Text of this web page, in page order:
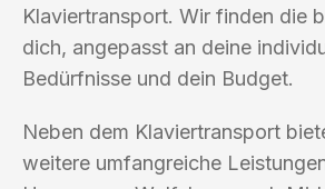
Klaviertransport. Wir finden die
dich, angepasst an deine
Bedürfnisse und dein Budget.
Neben dem Klaviertransport
weitere umfangreiche